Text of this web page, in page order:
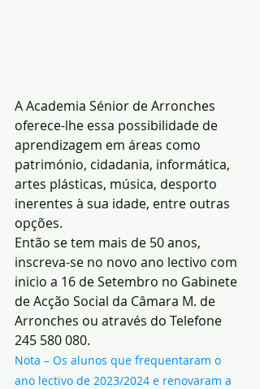
A Academia Sénior de Arronches
oferece-lhe essa possibilidade de
aprendizagem em áreas como
património, cidadania, informática,
artes plásticas, música, desporto
inerentes à sua idade, entre outras
opções.
Então se tem mais de 50 anos,
inscreva-se no novo ano lectivo com
inicio a 16 de Setembro no Gabinete
de Acção Social da Câmara M. de
Arronches ou através do Telefone
245 580 080.
Nota – Os alunos que frequentaram o
ano lectivo de 2023/2024 e renovaram a